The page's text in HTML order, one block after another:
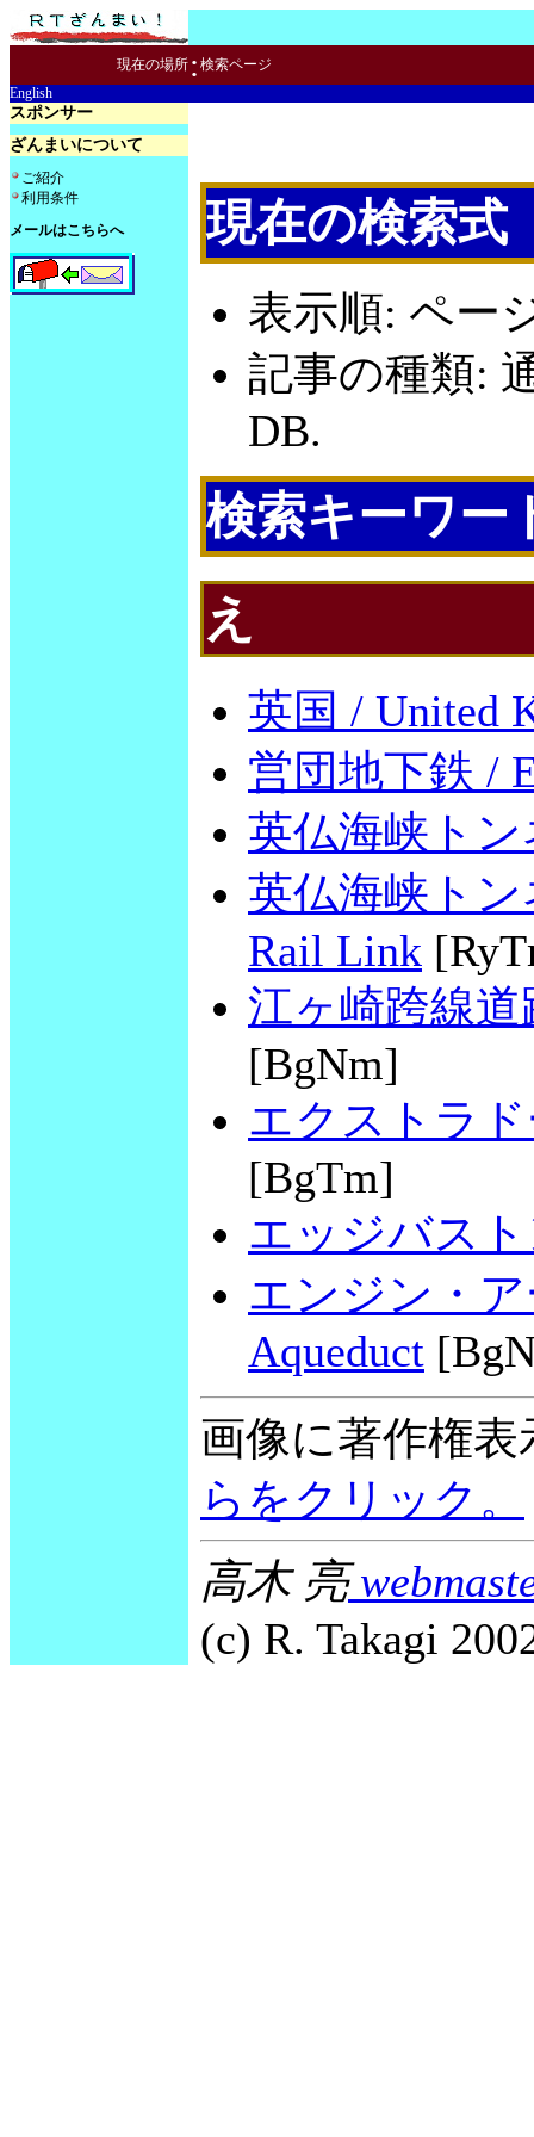
現在の場所 : 検索ページ
English
スポンサー
ざんまいについて
ご紹介
利用条件
メールはこちらへ
現在の検索式
表示順: ペー
記事の種類:
DB.
検索キーワー
え
英国 / United
営団地下鉄 /
英仏海峡トン
英仏海峡トン
Rail Link
江ヶ崎跨線道
[BgNm]
エクストラド
[BgTm]
エッジバスト
エンジン・ア
Aqueduct
画像に著作権
らをクリック。
高木 亮
(c) R. Takagi